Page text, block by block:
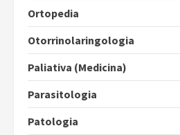
Ortopedia
Otorrinolaringologia
Paliativa (Medicina)
Parasitologia
Patologia